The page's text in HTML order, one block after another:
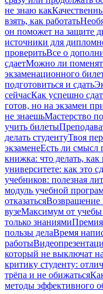
не знаю как
взять, как работать
он поможет на защите
источники для
проверитьВсе о
сдаетМожно ли
экзаменационного
подготовиться и сдать
сейчасКак успешно
готов, но на экзамен
не знаешьМастерство
учить билеты
делать студентуТвоя
экзаменеЕсть ли смысл
книжка: что делать, как
университете: как это
учебников: полезная
модуль учебной
отказатьсяВозвращение
вузеМаксимум от учебы
только знаниямиПремия
пользы делаВремя
работы
который не выключат
критику студенту:
трёпа и не обижаться
методы эффективного